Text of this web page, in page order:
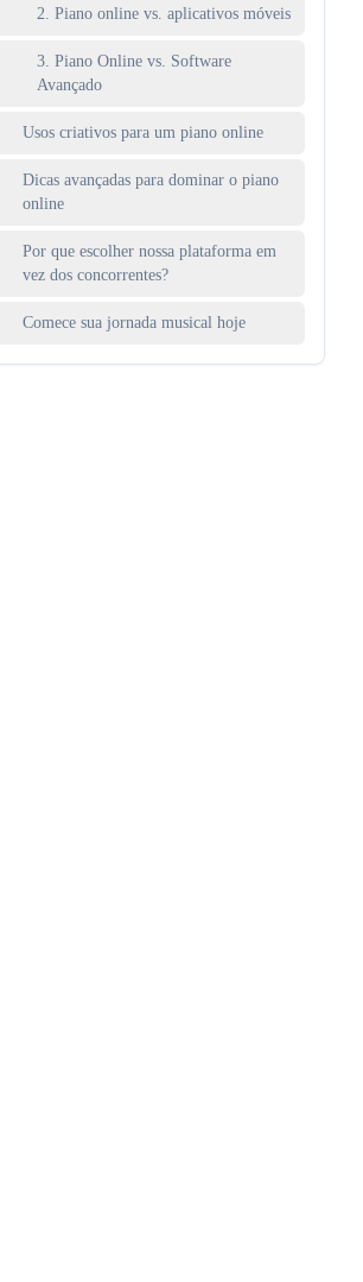
2. Piano online vs. aplicativos móveis
3. Piano Online vs. Software
Avançado
Usos criativos para um piano online
Dicas avançadas para dominar o piano
online
Por que escolher nossa plataforma em
vez dos concorrentes?
Comece sua jornada musical hoje